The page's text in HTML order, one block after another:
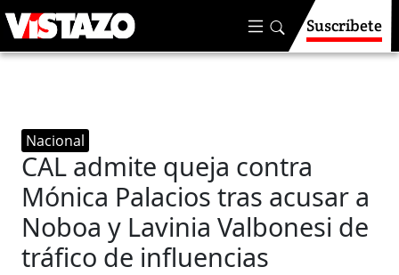
Suscríbete
Nacional
CAL admite queja contra
Mónica Palacios tras acusar a
Noboa y Lavinia Valbonesi de
tráfico de influencias